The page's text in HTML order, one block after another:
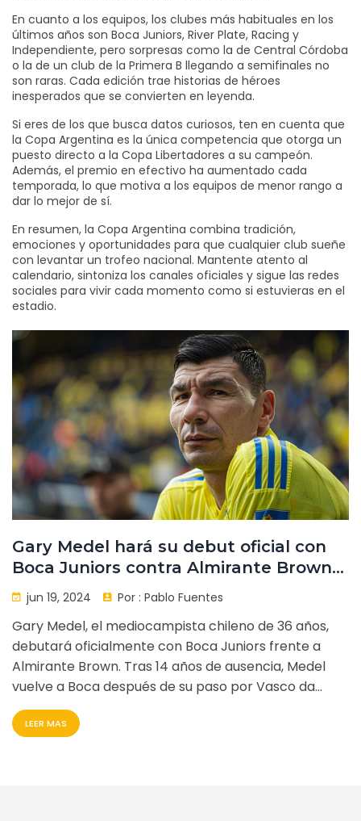
En cuanto a los equipos, los clubes más habituales en los
últimos años son Boca Juniors, River Plate, Racing y
Independiente, pero sorpresas como la de Central Córdoba
o la de un club de la Primera B llegando a semifinales no
son raras. Cada edición trae historias de héroes
inesperados que se convierten en leyenda.
Si eres de los que busca datos curiosos, ten en cuenta que
la Copa Argentina es la única competencia que otorga un
puesto directo a la Copa Libertadores a su campeón.
Además, el premio en efectivo ha aumentado cada
temporada, lo que motiva a los equipos de menor rango a
dar lo mejor de sí.
En resumen, la Copa Argentina combina tradición,
emociones y oportunidades para que cualquier club sueñe
con levantar un trofeo nacional. Mantente atento al
calendario, sintoniza los canales oficiales y sigue las redes
sociales para vivir cada momento como si estuvieras en el
estadio.
Gary Medel hará su debut oficial con
Boca Juniors contra Almirante Brown
en la Copa Argentina
jun 19, 2024 Por : Pablo Fuentes
Gary Medel, el mediocampista chileno de 36 años,
debutará oficialmente con Boca Juniors frente a
Almirante Brown. Tras 14 años de ausencia, Medel
vuelve a Boca después de su paso por Vasco da
Gama donde jugó como defensor central. La llegada
de nuevos entrenadores y conflictos internos
LEER MAS